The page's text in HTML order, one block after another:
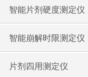
智能片剂硬度测定仪
智能崩解时限测定仪
片剂四用测定仪